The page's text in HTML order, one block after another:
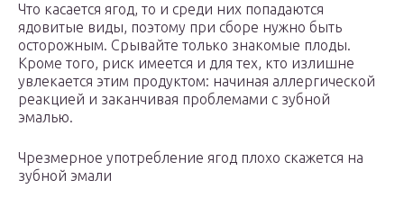
Что касается ягод, то и среди них попадаются
ядовитые виды, поэтому при сборе нужно быть
осторожным. Срывайте только знакомые плоды.
Кроме того, риск имеется и для тех, кто излишне
увлекается этим продуктом: начиная аллергической
реакцией и заканчивая проблемами с зубной
эмалью.
Чрезмерное употребление ягод плохо скажется на
зубной эмали